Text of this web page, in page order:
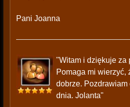
Pani Joanna
"Witam i dziękuje za
Pomaga mi wierzyć,
dobrze. Pozdrawiam
dnia. Jolanta"